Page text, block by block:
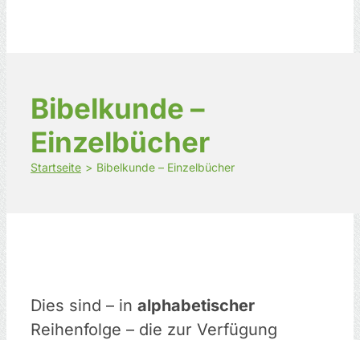
Bibelkunde –
Einzelbücher
Startseite Bibelkunde – Einzelbücher
Dies sind – in alphabetischer
Reihenfolge – die zur Verfügung